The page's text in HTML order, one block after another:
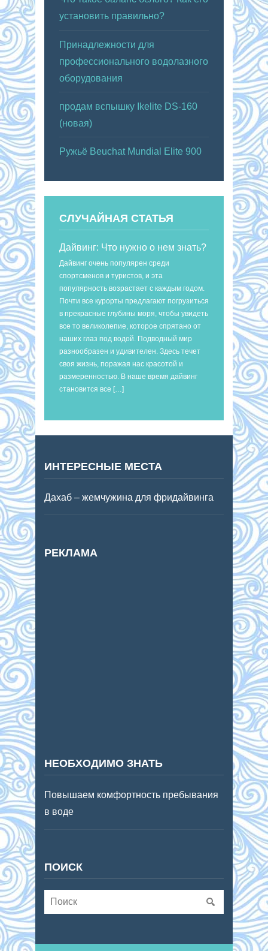
установить правильно?
Принадлежности для
профессионального водолазного
оборудования
продам вспышку Ikelite DS-160
(новая)
Ружьё Beuchat Mundial Elite 900
СЛУЧАЙНАЯ СТАТЬЯ
Дайвинг: Что нужно о нем знать?
Дайвинг очень популярен среди
спортсменов и туристов, и эта
популярность возрастает с каждым годом.
Почти все курорты предлагают погрузиться
в прекрасные глубины моря, чтобы увидеть
все то великолепие, которое спрятано от
наших глаз под водой. Подводный мир
разнообразен и удивителен. Здесь течет
своя жизнь, поражая нас красотой и
размеренностью. В наше время дайвинг
становится все […]
ИНТЕРЕСНЫЕ МЕСТА
Дахаб – жемчужина для фридайвинга
РЕКЛАМА
НЕОБХОДИМО ЗНАТЬ
Повышаем комфортность пребывания
в воде
ПОИСК